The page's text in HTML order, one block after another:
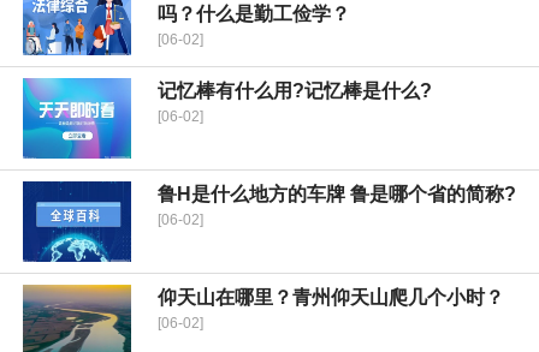
吗？什么是勤工俭学？
[06-02]
记忆棒有什么用?记忆棒是什么?
[06-02]
鲁H是什么地方的车牌 鲁是哪个省的简称?
[06-02]
仰天山在哪里？青州仰天山爬几个小时？
[06-02]